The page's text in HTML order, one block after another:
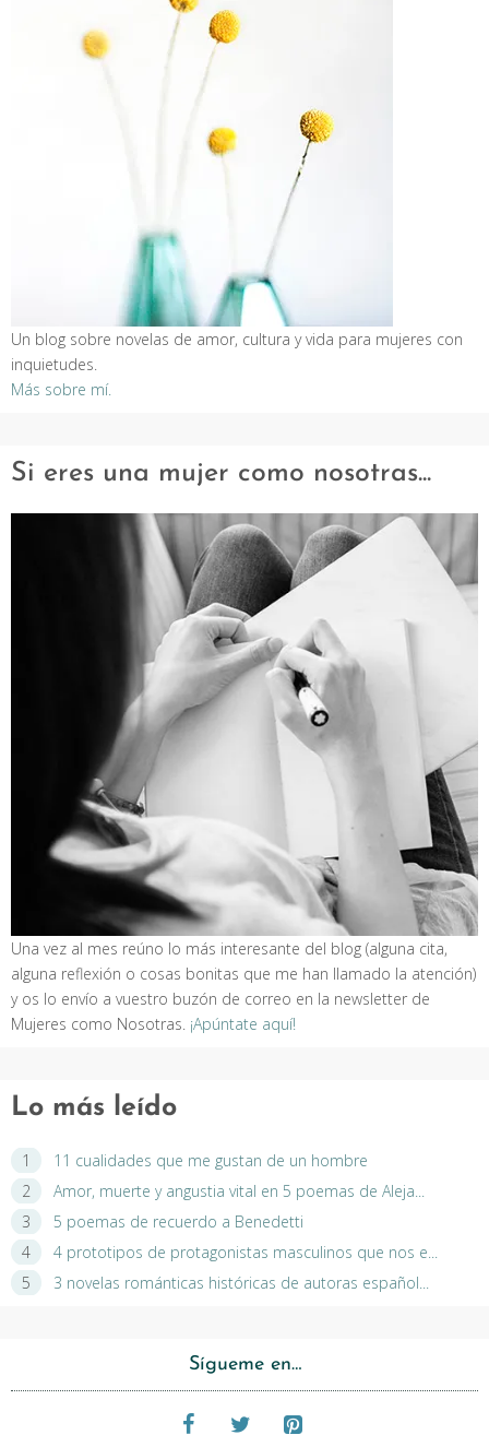
Un blog sobre novelas de amor, cultura y vida para mujeres con
inquietudes.
Más sobre mí.
Si eres una mujer como nosotras...
Una vez al mes reúno lo más interesante del blog (alguna cita,
alguna reflexión o cosas bonitas que me han llamado la atención)
y os lo envío a vuestro buzón de correo en la newsletter de
Mujeres como Nosotras. ¡Apúntate aquí!
Lo más leído
11 cualidades que me gustan de un hombre
Amor, muerte y angustia vital en 5 poemas de Aleja...
5 poemas de recuerdo a Benedetti
4 prototipos de protagonistas masculinos que nos e...
3 novelas románticas históricas de autoras español...
Sígueme en…